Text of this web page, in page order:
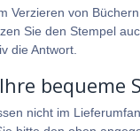
Verzieren von
Sie den Stempel
die Antwort.
bequeme
nicht im